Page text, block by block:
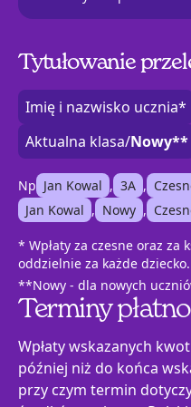
Tytułowanie
Imię i nazwisko ucznia*
Aktualna klasa/Nowy**
Np Jan Kowal , 3A ,
Jan Kowal , Nowy ,
* Wpłaty za czesne oraz za
oddzielnie za każde dziecko.
**Nowy - dla nowych
Terminy
Wpłaty wskazanych
później niż do końca
przy czym termin